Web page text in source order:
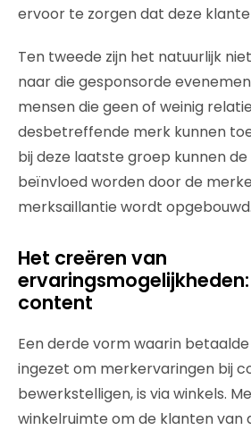
ervoor te zorgen dat deze
Ten tweede zijn het natuurlijk
naar die gesponsorde
mensen die geen of weinig
desbetreffende merk kunnen
bij deze laatste groep kunnen
beïnvloed worden door de
merksaillantie wordt opgebouwd.
Het creëren van
content
Een derde vorm waarin
ingezet om merkervaringen bij
bewerkstelligen, is via winkels.
winkelruimte om de klanten van